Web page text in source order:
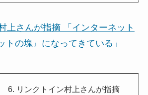
上さんが指摘 「インターネット
トの塊』になってきている」
6. リンクトイン村上さんが指摘